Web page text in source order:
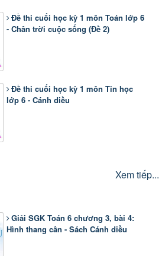
Đề thi cuối học kỳ 1 môn Toán lớp 6
- Chân trời cuộc sống (Đề 2)
Đề thi cuối học kỳ 1 môn Tin học
lớp 6 - Cánh diều
Xem tiếp...
Giải SGK Toán 6 chương 3, bài 4:
Hình thang cân - Sách Cánh diều